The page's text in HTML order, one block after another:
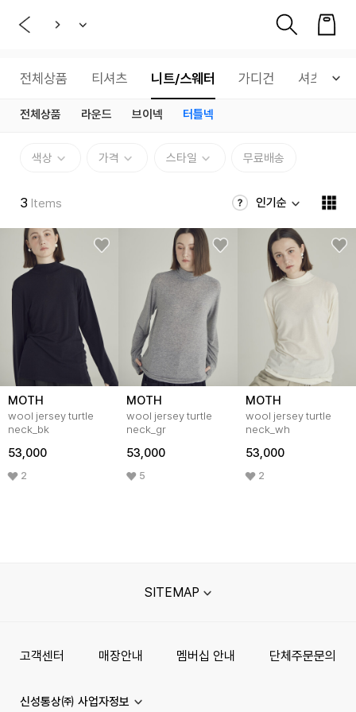
전체상품 티셔츠 니트/스웨터 가디건 셔츠
전체상품 라운드 브이넥 터틀넥
색상 가격 스타일 무료배송
3 Items 인기순
MOTH
wool jersey turtle
neck_bk
53,000
2
MOTH
wool jersey turtle
neck_gr
53,000
5
MOTH
wool jersey turtle
neck_wh
53,000
2
SITEMAP
고객센터 매장안내 멤버십 안내 단체주문문의
신성통상㈜ 사업자정보